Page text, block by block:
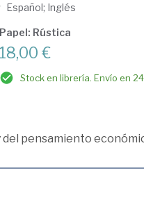
Español; Inglés
Papel: Rústica
18,00 €
Stock en librería. Envío en
pensamiento